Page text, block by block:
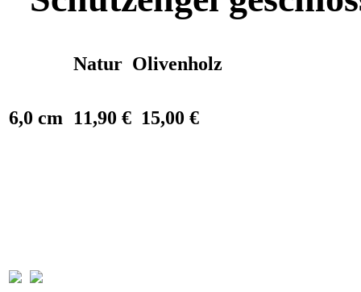
Natur Olivenholz
6,0 cm 11,90 € 15,00 €